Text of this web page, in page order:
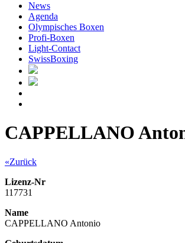
News
Agenda
Olympisches Boxen
Profi-Boxen
Light-Contact
SwissBoxing
CAPPELLANO
«Zurück
Lizenz-Nr
117731
Name
CAPPELLANO Antonio